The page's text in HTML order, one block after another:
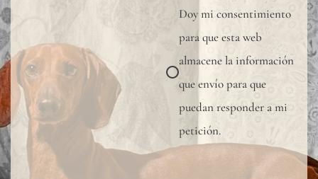
Doy mi consentimiento
para que esta web
almacene la información
que envío para que
puedan responder a mi
petición.